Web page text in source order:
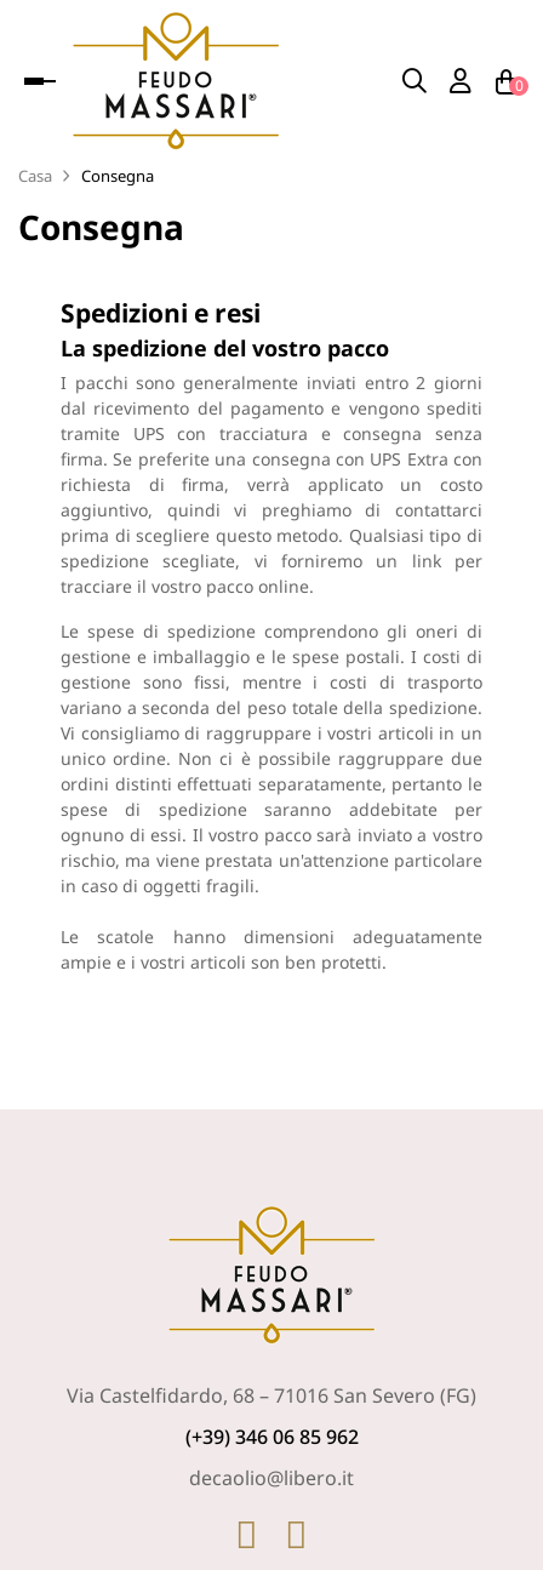
navigazione
Toggle
0
Casa Consegna
Consegna
Spedizioni e resi
La spedizione del vostro pacco
I pacchi sono generalmente inviati entro 2 giorni
dal ricevimento del pagamento e vengono spediti
tramite UPS con tracciatura e consegna senza
firma. Se preferite una consegna con UPS Extra con
richiesta di firma, verrà applicato un costo
aggiuntivo, quindi vi preghiamo di contattarci
prima di scegliere questo metodo. Qualsiasi tipo di
spedizione scegliate, vi forniremo un link per
tracciare il vostro pacco online.
Le spese di spedizione comprendono gli oneri di
gestione e imballaggio e le spese postali. I costi di
gestione sono fissi, mentre i costi di trasporto
variano a seconda del peso totale della spedizione.
Vi consigliamo di raggruppare i vostri articoli in un
unico ordine. Non ci è possibile raggruppare due
ordini distinti effettuati separatamente, pertanto le
spese di spedizione saranno addebitate per
ognuno di essi. Il vostro pacco sarà inviato a vostro
rischio, ma viene prestata un'attenzione particolare
in caso di oggetti fragili.
Le scatole hanno dimensioni adeguatamente
ampie e i vostri articoli son ben protetti.
Via Castelfidardo, 68 – 71016 San Severo (FG)
(+39) 346 06 85 962
decaolio@libero.it